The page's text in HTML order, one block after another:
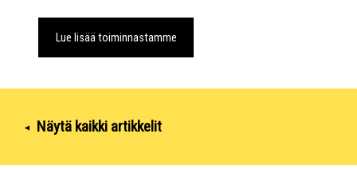
Lue lisää toiminnastamme
▾ Näytä kaikki artikkelit